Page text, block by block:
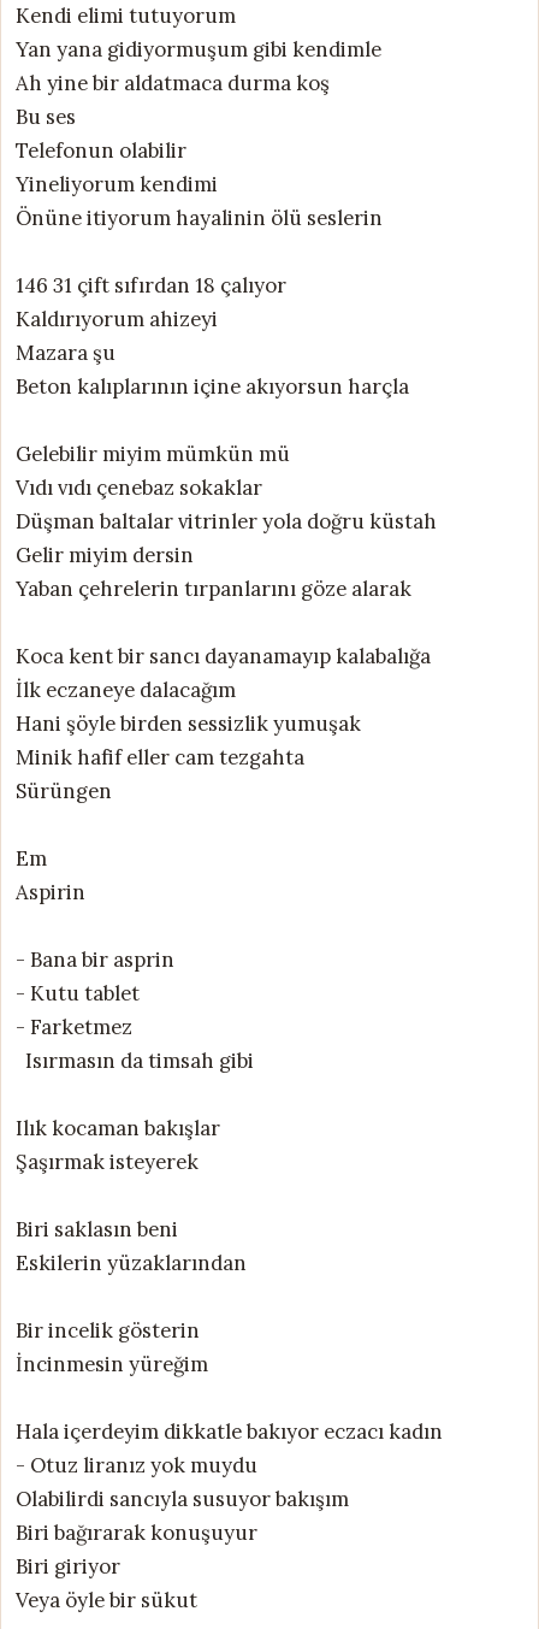
Kendi elimi tutuyorum
Yan yana gidiyormuşum gibi kendimle
Ah yine bir aldatmaca durma koş
Bu ses
Telefonun olabilir
Yineliyorum kendimi
Önüne itiyorum hayalinin ölü seslerin
146 31 çift sıfırdan 18 çalıyor
Kaldırıyorum ahizeyi
Mazara şu
Beton kalıplarının içine akıyorsun harçla
Gelebilir miyim mümkün mü
Vıdı vıdı çenebaz sokaklar
Düşman baltalar vitrinler yola doğru küstah
Gelir miyim dersin
Yaban çehrelerin tırpanlarını göze alarak
Koca kent bir sancı dayanamayıp kalabalığa
İlk eczaneye dalacağım
Hani şöyle birden sessizlik yumuşak
Minik hafif eller cam tezgahta
Sürüngen
Em
Aspirin
- Bana bir asprin
- Kutu tablet
- Farketmez
Isırmasın da timsah gibi
Ilık kocaman bakışlar
Şaşırmak isteyerek
Biri saklasın beni
Eskilerin yüzaklarından
Bir incelik gösterin
İncinmesin yüreğim
Hala içerdeyim dikkatle bakıyor eczacı kadın
- Otuz liranız yok muydu
Olabilirdi sancıyla susuyor bakışım
Biri bağırarak konuşuyur
Biri giriyor
Veya öyle bir sükut